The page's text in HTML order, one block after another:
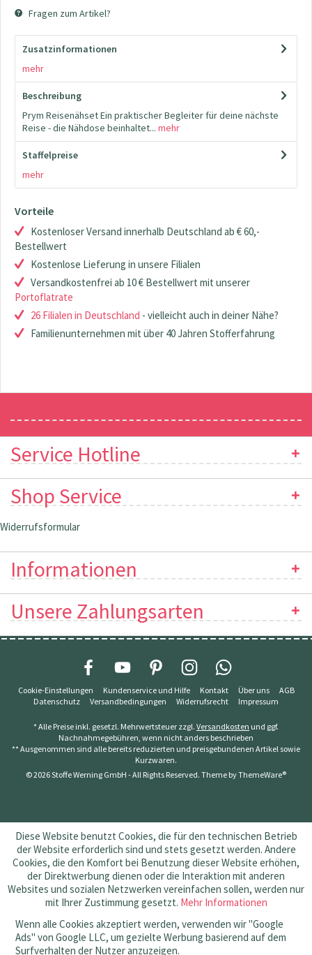
Fragen zum Artikel?
Zusatzinformationen
mehr
Beschreibung
Prym Reisenähset Ein praktischer Begleiter für deine nächste
Reise - die Nähdose beinhaltet... mehr
Staffelpreise
mehr
Vorteile
Kostenloser Versand innerhalb Deutschland ab € 60,-
Bestellwert
Kostenlose Lieferung in unsere Filialen
Versandkostenfrei ab 10 € Bestellwert mit unserer
Portoflatrate
26 Filialen in Deutschland - vielleicht auch in deiner Nähe?
Familienunternehmen mit über 40 Jahren Stofferfahrung
Service Hotline
Shop Service
Widerrufsformular
Informationen
Unsere Zahlungsarten
Cookie-Einstellungen Kundenservice und Hilfe Kontakt Über uns
AGB
Datenschutz
Versandbedingungen Widerrufsrecht Impressum
* Alle Preise inkl. gesetzl. Mehrwertsteuer zzgl. Versandkosten und ggf.
Nachnahmegebühren, wenn nicht anders beschrieben
** Ausgenommen sind alle bereits reduzierten und preisgebundenen Artikel sowie
Kurzwaren.
© 2026 Stoffe Werning GmbH - All Rights Reserved. Theme byThemeWare®
Diese Website benutzt Cookies, die für den technischen Betrieb
der Website erforderlich sind und stets gesetzt werden. Andere
Cookies, die den Komfort bei Benutzung dieser Website erhöhen,
der Direktwerbung dienen oder die Interaktion mit anderen
Websites und sozialen Netzwerken vereinfachen sollen, werden nur
mit Ihrer Zustimmung gesetzt. Mehr Informationen
Wenn alle Cookies akzeptiert werden, verwenden wir "Google
Ads" von Google LLC, um gezielte Werbung basierend auf dem
Surfverhalten der Nutzer anzuzeigen.